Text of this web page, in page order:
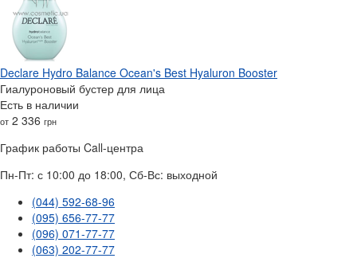
Declare Hydro Balance Ocean's Best Hyaluron Booster
Гиалуроновый бустер для лица
Есть в наличии
от 2 336 грн
График работы Call-центра
Пн-Пт: с 10:00 до 18:00, Сб-Вс: выходной
(044) 592-68-96
(095) 656-77-77
(096) 071-77-77
(063) 202-77-77